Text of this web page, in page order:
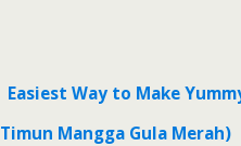
Easiest Way to Make
Timun Mangga Gula Merah)